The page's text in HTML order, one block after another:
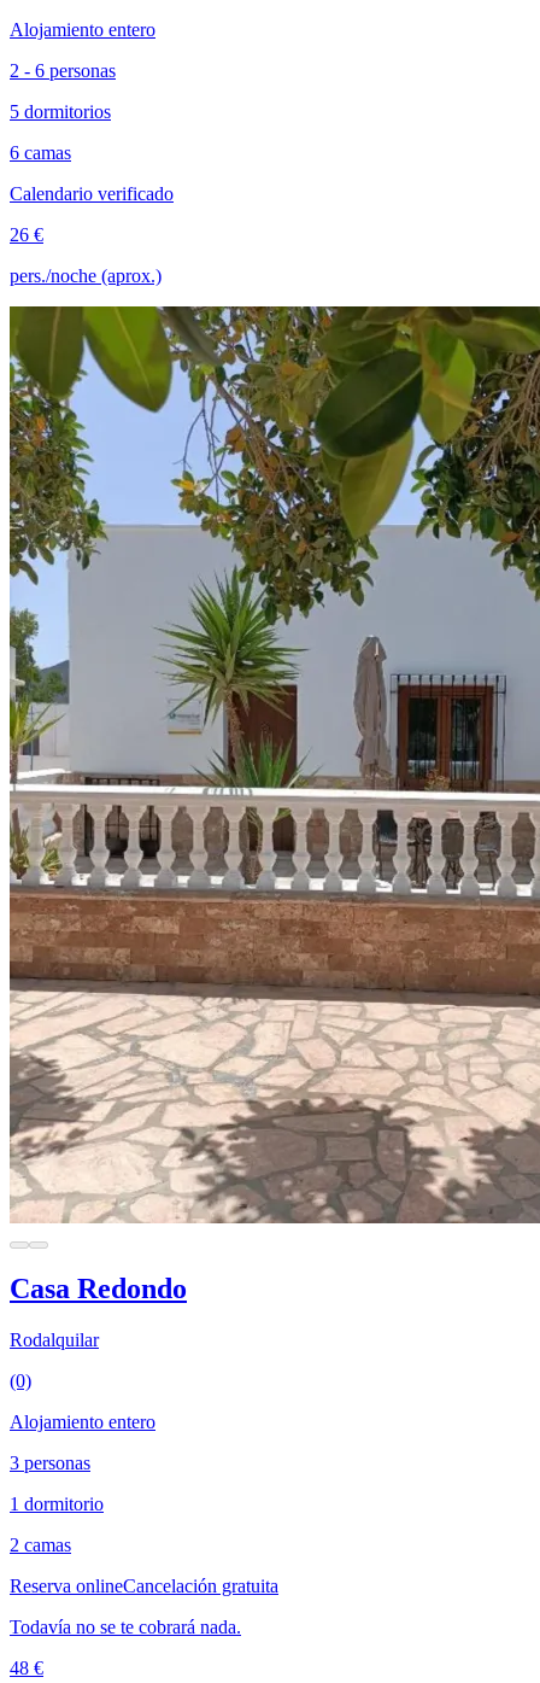
Alojamiento entero
2 - 6 personas
5 dormitorios
6 camas
Calendario verificado
26 €
pers./noche (aprox.)
Casa Redondo
Rodalquilar
(0)
Alojamiento entero
3 personas
1 dormitorio
2 camas
Reserva onlineCancelación gratuita
Todavía no se te cobrará nada.
48 €